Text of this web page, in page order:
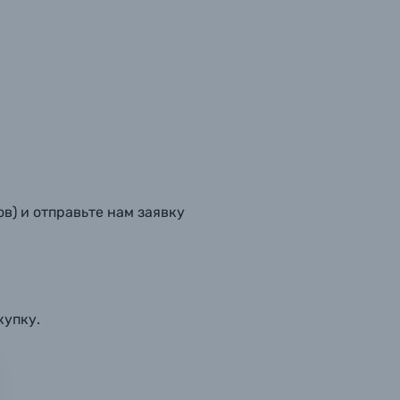
и отправьте нам заявку